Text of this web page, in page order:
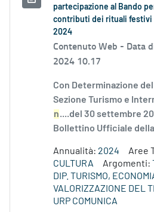
partecipazione al Bando
contributi dei rituali festivi
2024
Contenuto Web - Data
2024 10.17
Con Determinazione
Sezione Turismo e
n....del 30 settembre
Bollettino Ufficiale
Annualità: 2024 Aree
CULTURA
Argomenti:
DIP. TURISMO,
VALORIZZAZIONE DEL
URP COMUNICA